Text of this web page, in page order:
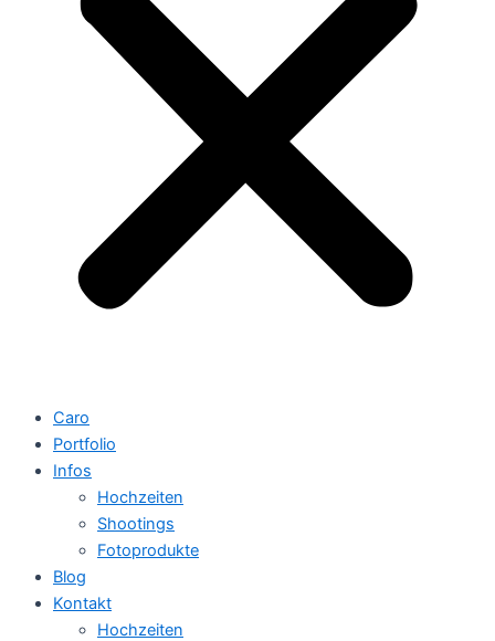
Caro
Portfolio
Infos
Hochzeiten
Shootings
Fotoprodukte
Blog
Kontakt
Hochzeiten